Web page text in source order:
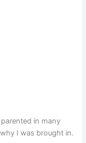
in many
why I was brought in.